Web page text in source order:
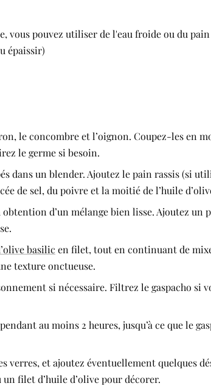
vous pouvez utiliser de l'eau froide ou du
épaissir)
le concombre et l’oignon. Coupez-les en
le germe si besoin.
dans un blender. Ajoutez le pain rassis (si
de sel, du poivre et la moitié de l’huile
d’un mélange bien lisse. Ajoutez un
basilic en filet, tout en continuant de
texture onctueuse.
si nécessaire. Filtrez le gaspacho si
au moins 2 heures, jusqu’à ce que le
verres, et ajoutez éventuellement quelques
filet d’huile d’olive pour décorer.